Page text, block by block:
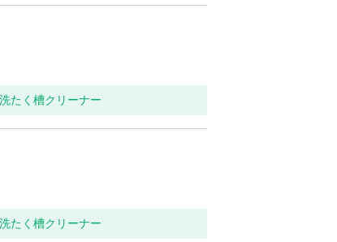
たく槽クリーナー
たく槽クリーナー